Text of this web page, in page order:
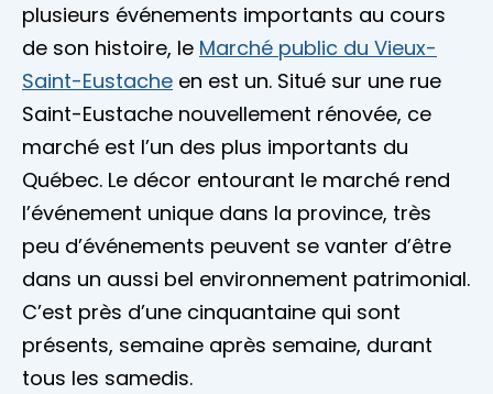
plusieurs événements importants au cours
de son histoire, le Marché public du Vieux-
Saint-Eustache en est un. Situé sur une rue
Saint-Eustache nouvellement rénovée, ce
marché est l’un des plus importants du
Québec. Le décor entourant le marché rend
l’événement unique dans la province, très
peu d’événements peuvent se vanter d’être
dans un aussi bel environnement patrimonial.
C’est près d’une cinquantaine qui sont
présents, semaine après semaine, durant
tous les samedis.